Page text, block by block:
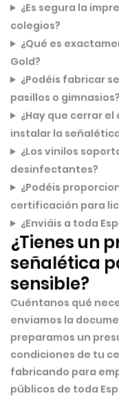
¿Es segura la
colegios?
¿Qué es
Gold?
¿Podéis fabricar
pasillos o gimnasios?
¿Hay que cerrar
instalar la
¿Los vinilos
desinfectantes?
¿Podéis
certificación para
¿Enviáis a toda
¿Tienes un
señalética
sensible?
Cuéntanos qué
enviamos la
preparamos un
condiciones de tu
fabricando para
públicos de toda